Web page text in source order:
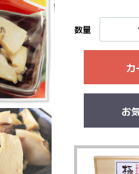
数量
カ
お